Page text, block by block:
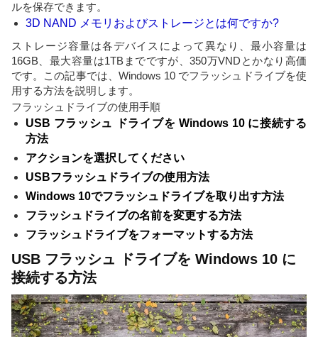
ルを保存できます。
3D NAND メモリおよびストレージとは何ですか?
ストレージ容量は各デバイスによって異なり、最小容量は
16GB、最大容量は1TBまでですが、350万VNDとかなり高価
です。この記事では、Windows 10 でフラッシュドライブを使
用する方法を説明します。
フラッシュドライブの使用手順
USB フラッシュ ドライブを Windows 10 に接続する
方法
アクションを選択してください
USBフラッシュドライブの使用方法
Windows 10でフラッシュドライブを取り出す方法
フラッシュドライブの名前を変更する方法
フラッシュドライブをフォーマットする方法
USB フラッシュ ドライブを Windows 10 に
接続する方法